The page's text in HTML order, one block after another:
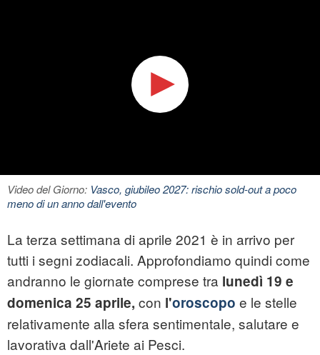
Video del Giorno: Vasco, giubileo 2027: rischio sold-out a poco
meno di un anno dall'evento
La terza settimana di aprile 2021 è in arrivo per
tutti i segni zodiacali. Approfondiamo quindi come
andranno le giornate comprese tra lunedì 19 e
domenica 25 aprile, con l'oroscopo e le stelle
relativamente alla sfera sentimentale, salutare e
lavorativa dall'Ariete ai Pesci.